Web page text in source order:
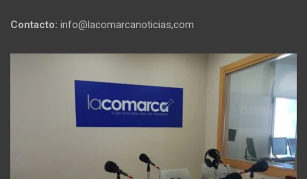
Contacto: info@lacomarcanoticias,com